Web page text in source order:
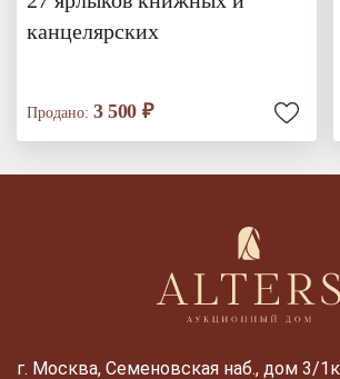
канцелярских
Продано: 3 500 ₽
г. Москва, Семеновская наб., дом 3/